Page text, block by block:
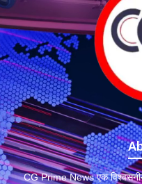
CG Prime News एक